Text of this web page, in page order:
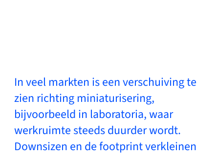
Zoeken... NL
In veel markten is een verschuiving te
zien richting miniaturisering,
bijvoorbeeld in laboratoria, waar
werkruimte steeds duurder wordt.
Downsizen en de footprint verkleinen